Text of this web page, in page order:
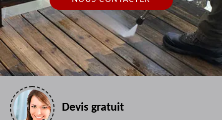
Devis gratuit